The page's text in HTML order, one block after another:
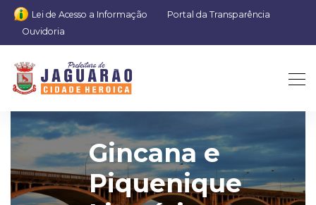
Lei de Acesso a Informação
Portal da Transparência
Ouvidoria
Gincana e
Piquenique